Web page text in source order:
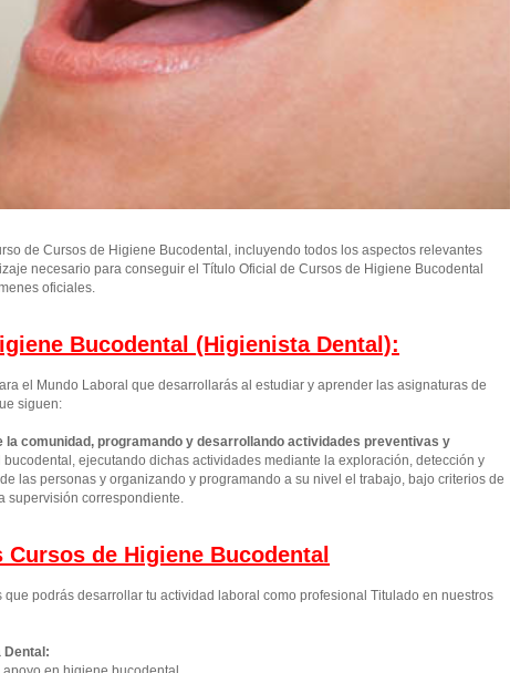
de Cursos de Higiene Bucodental, incluyendo todos los aspectos relevantes
necesario para conseguir el Título Oficial de Cursos de Higiene Bucodental
oficiales.
Bucodental (Higienista Dental):
el Mundo Laboral que desarrollarás al estudiar y aprender las asignaturas de
siguen:
comunidad, programando y desarrollando actividades preventivas y
bucodental, ejecutando dichas actividades mediante la exploración, detección y
las personas y organizando y programando a su nivel el trabajo, bajo criterios de
supervisión correspondiente.
de Higiene Bucodental
podrás desarrollar tu actividad laboral como profesional Titulado en nuestros
Dental: